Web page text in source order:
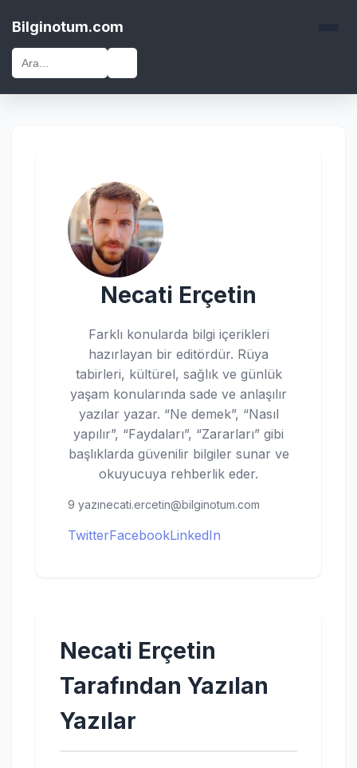
Bilginotum.com
Necati Erçetin
Farklı konularda bilgi içerikleri
hazırlayan bir editördür. Rüya
tabirleri, kültürel, sağlık ve günlük
yaşam konularında sade ve anlaşılır
yazılar yazar. “Ne demek”, “Nasıl
yapılır”, “Faydaları”, “Zararları” gibi
başlıklarda güvenilir bilgiler sunar ve
okuyucuya rehberlik eder.
9 yazınecati.ercetin@bilginotum.com
TwitterFacebookLinkedIn
Necati Erçetin
Tarafından Yazılan
Yazılar